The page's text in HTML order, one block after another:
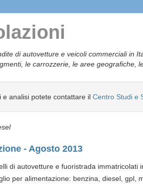
di autovetture e veicoli commerciali in
le carrozzerie, le aree geografiche,
e analisi potete contattare il Centro Studi e
- Agosto 2013
di autovetture e fuoristrada immatricolati
per alimentazione: benzina, diesel, gpl,